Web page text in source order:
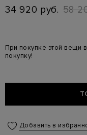
34 920 руб. 58
При покупке этой вещи
покупку!
Добавить в